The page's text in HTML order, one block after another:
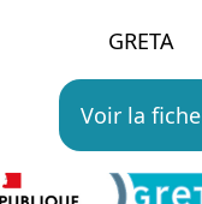
GRETA
Voir la fiche